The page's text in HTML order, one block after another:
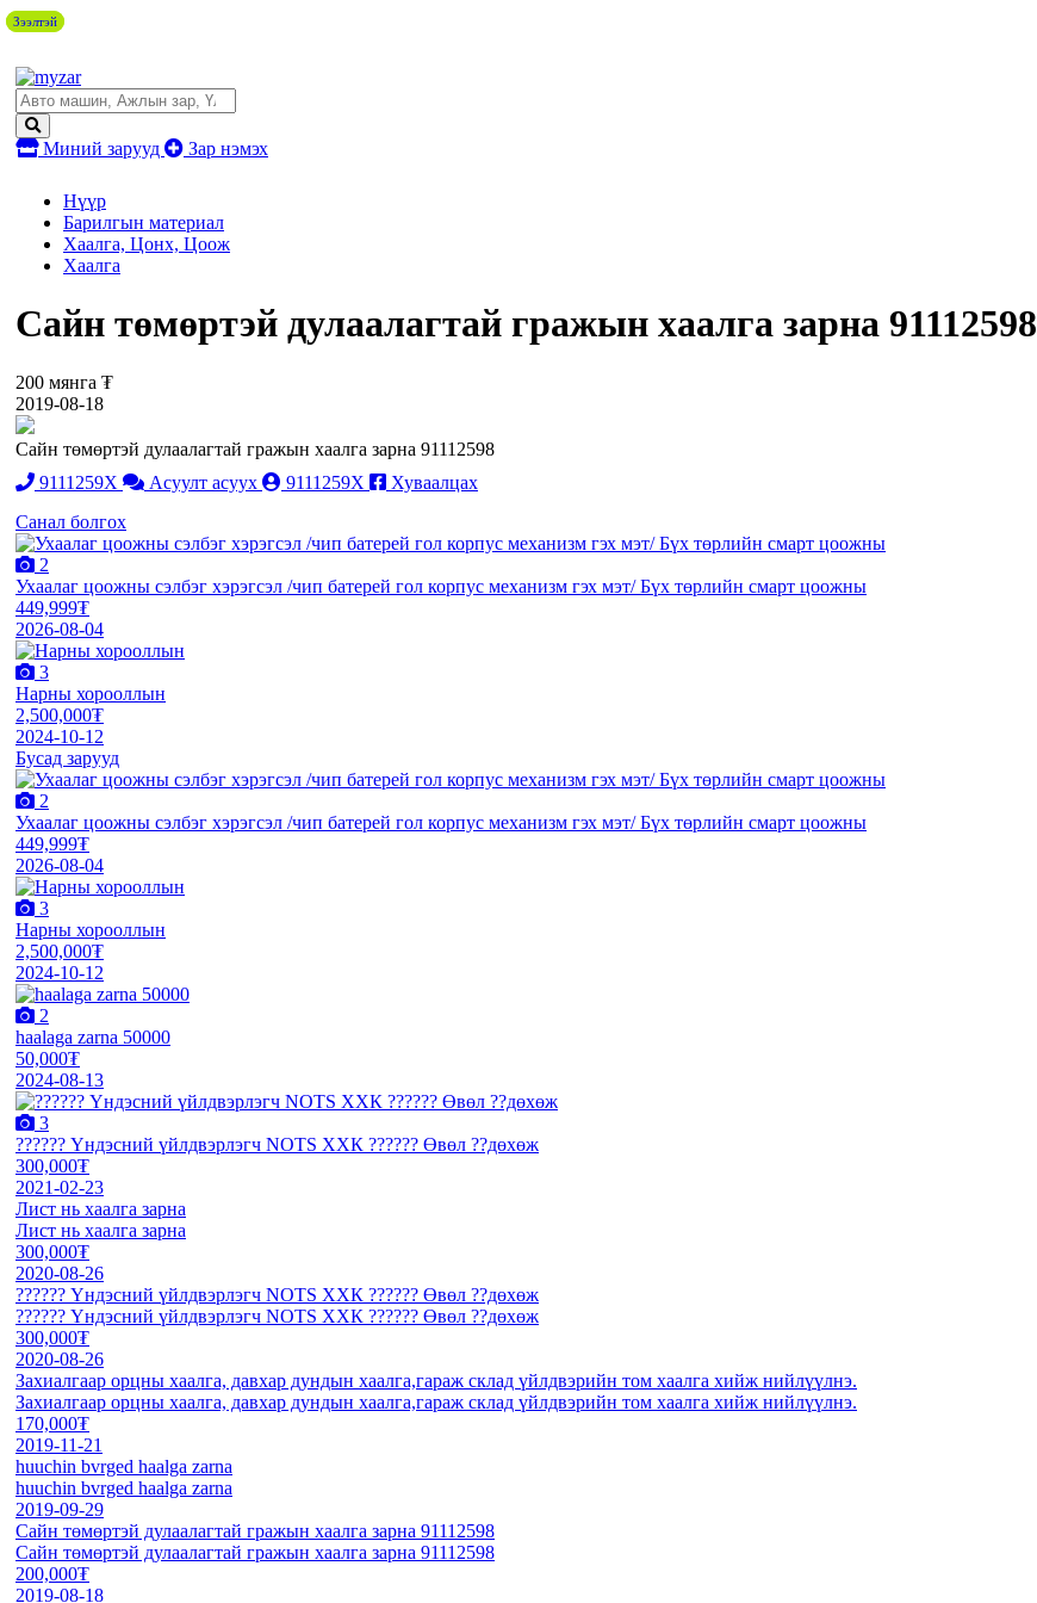
Миний зарууд Зар нэмэх
Нүүр
Барилгын материал
Хаалга, Цонх, Цоож
Хаалга
Сайн төмөртэй дулаалагтай гражын хаалга зарна 91112598
200 мянга ₮
2019-08-18
Сайн төмөртэй дулаалагтай гражын хаалга зарна 91112598
9111259X
Асуулт асуух 9111259X
Хуваалцах
Санал болгох
2
Ухаалаг цоожны сэлбэг хэрэгсэл /чип батерей гол корпус механизм гэх мэт/ Бүх төрлийн смарт цоожны
449,999₮
2026-08-04
Зээлтэй
3
Нарны хорооллын
2,500,000₮
2024-10-12
Бусад зарууд
2
Ухаалаг цоожны сэлбэг хэрэгсэл /чип батерей гол корпус механизм гэх мэт/ Бүх төрлийн смарт цоожны
449,999₮
2026-08-04
Зээлтэй
3
Нарны хорооллын
2,500,000₮
2024-10-12
2
haalaga zarna 50000
50,000₮
2024-08-13
3
?????? Үндэсний үйлдвэрлэгч NOTS ХХК ?????? Өвөл ?️?️дөхөж
300,000₮
2021-02-23
Лист нь хаалга зарна
Лист нь хаалга зарна
300,000₮
2020-08-26
?????? Үндэсний үйлдвэрлэгч NOTS ХХК ?????? Өвөл ?️?️дөхөж
?????? Үндэсний үйлдвэрлэгч NOTS ХХК ?????? Өвөл ?️?️дөхөж
300,000₮
2020-08-26
Захиалгаар орцны хаалга, давхар дундын хаалга,гараж склад үйлдвэрийн том хаалга хийж нийлүүлнэ.
Захиалгаар орцны хаалга, давхар дундын хаалга,гараж склад үйлдвэрийн том хаалга хийж нийлүүлнэ.
170,000₮
2019-11-21
huuchin bvrged haalga zarna
huuchin bvrged haalga zarna
2019-09-29
Сайн төмөртэй дулаалагтай гражын хаалга зарна 91112598
Сайн төмөртэй дулаалагтай гражын хаалга зарна 91112598
200,000₮
2019-08-18